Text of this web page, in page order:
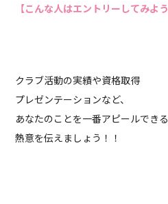
【こんな人はエントリーしてみよう
クラブ活動の実績や資格取得
プレゼンテーションなど、
あなたのことを一番アピールでき
熱意を伝えましょう！！